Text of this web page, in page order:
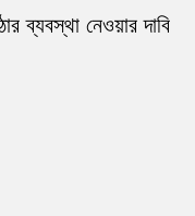
ব্যবস্থা নেওয়ার দাবি